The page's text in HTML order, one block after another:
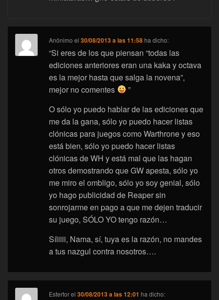
Anónimo el30/08/2013 a las 11:58 ha dicho:
“Si eres de los que piensan “todas las
ediciones anteriores eran una kaka y octava
es la mejor hasta que salga la novena”,
mejor no comentes
”
O sólo yo puedo hablar de las ediciones que
me da la gana, sólo yo puedo hacer listas
clónicas para juegos como Warthrone y eso
está bien, sólo yo puedo hacer listas
clónicas de WH y está mal que las hagan
otros demostrando que GW apesta, sólo yo
me miro el ombligo, sólo yo soy genial, sólo
yo hago publicidad de Reaper sin
sonrojarme en pago a que me dejen traducir
su juego, SÓLO YO tengo razón…
Síiiiii, Nama, sí, tuya es la razón, no mandes
a tus nazgul contra nosotros….
Estertorel30/08/2013 a las 12:01 ha dicho: